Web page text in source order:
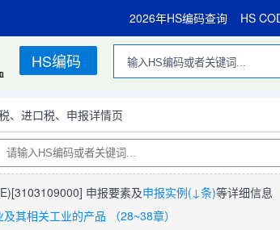
2026年HS编码查询 HS
HS编码
、进口税、申报详情页
[3103109000] 申报要素及申报实例(↓条)等详细信息
其相关工业的产品 （28~38章）